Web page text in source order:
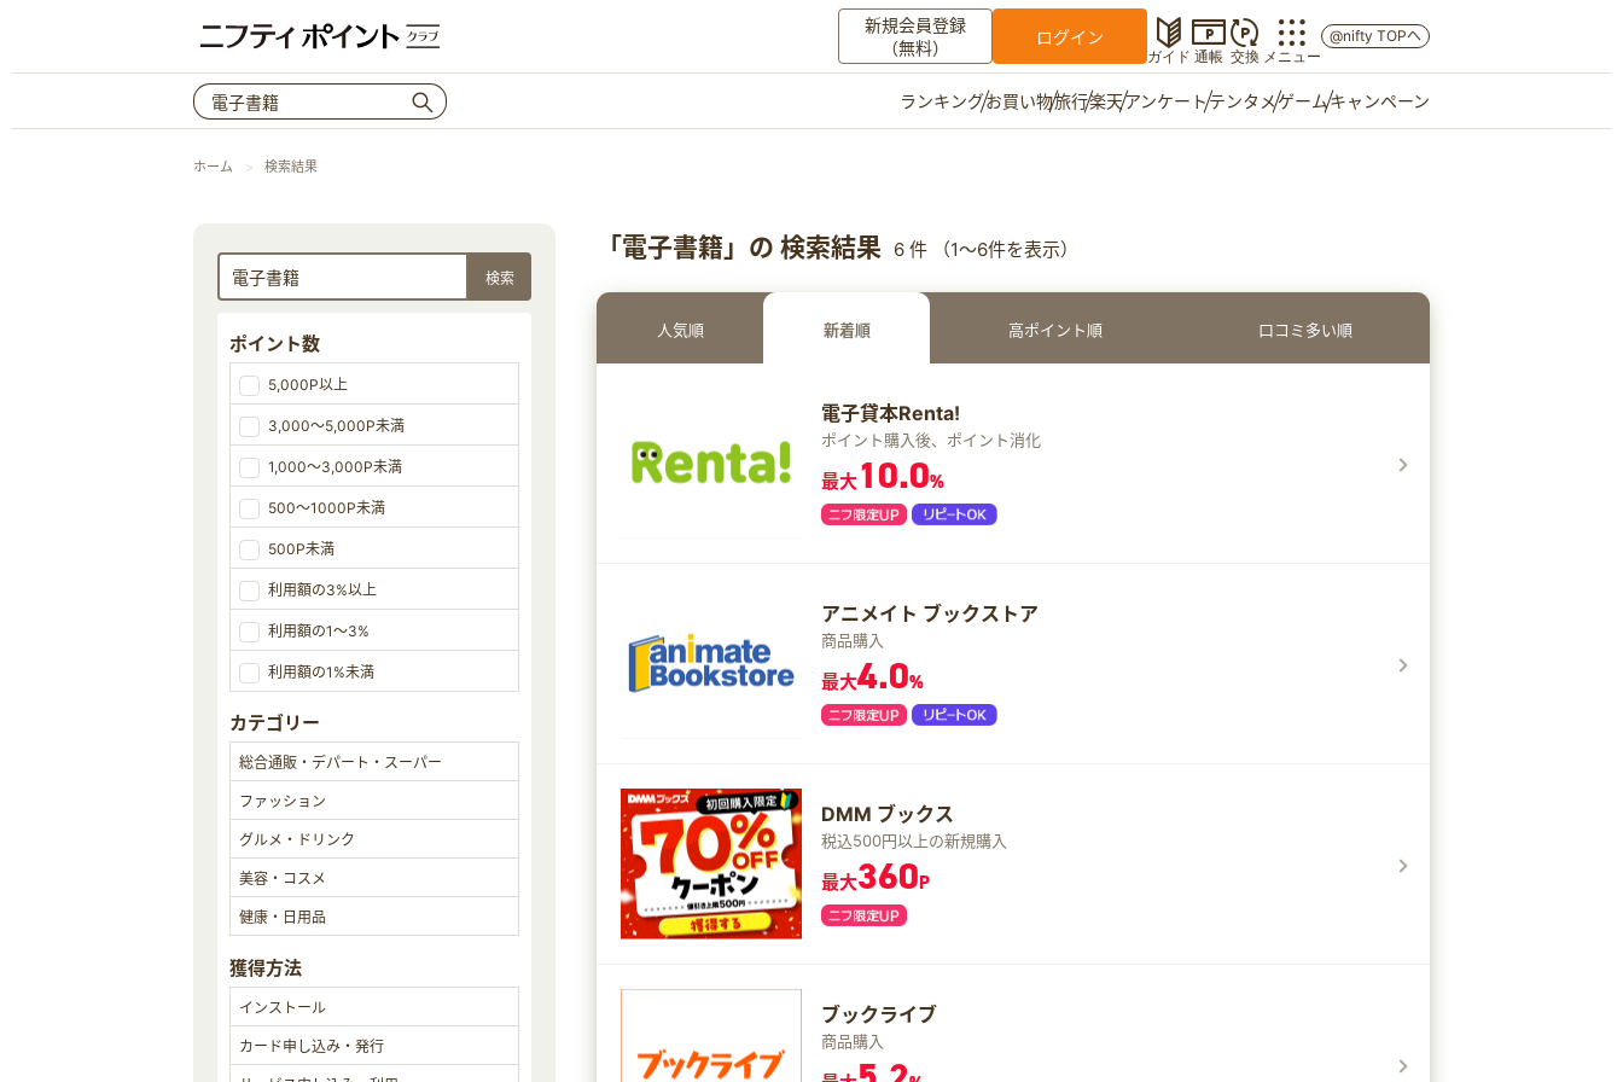
新規会員登録
（無料）
ログイン
ガイド 通帳 交換 メニュー
その他
キャンペーン
お問い合わせ
ログイン
@nifty TOPへ
ランキングお買い物旅行楽天アンケートテンタメゲームキャンペーン
ホーム 検索結果
ポイント数
5,000P以上
3,000～5,000P未満
1,000～3,000P未満
500～1000P未満
500P未満
利用額の3%以上
利用額の1～3%
利用額の1%未満
カテゴリー
獲得方法
「電子書籍」の 検索結果 6 件 （1～6件を表示）
人気順 新着順 高ポイント順 口コミ多い順
電子貸本Renta!
ポイント購入後、ポイント消化
最大10.0%
アニメイト ブックストア
商品購入
最大4.0%
DMM ブックス
税込500円以上の新規購入
最大360P
ブックライブ
商品購入